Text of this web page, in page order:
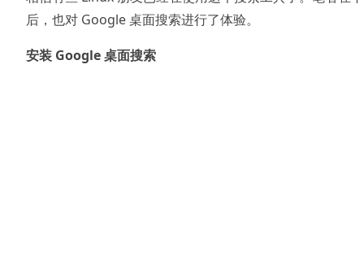
后，也对 Google 桌面搜索进行了体验。
安装 Google 桌面搜索